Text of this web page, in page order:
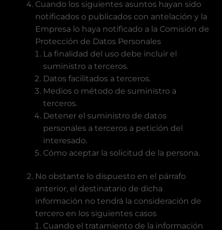
Cuando los siguientes asuntos hayan sido
notificados o publicados con antelación y la
Empresa lo haya notificado a la Comisión de
Protección de Datos Personales
La finalidad del uso debe incluir el
suministro a terceros.
Datos facilitados a terceros.
Medios o método de suministro a
terceros.
Detener el suministro de datos
personales a terceros a petición del
interesado.
Cómo aceptar la solicitud de la persona.
No obstante lo dispuesto en el párrafo
anterior, el destinatario de dicha
información no tendrá la consideración de
tercero en los siguientes casos
Cuando el tratamiento de la información